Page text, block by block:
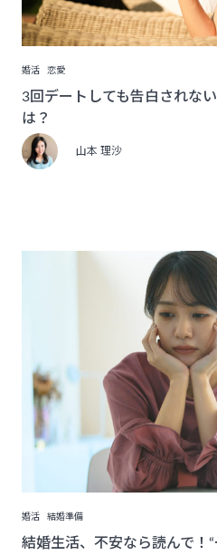
婚活 恋愛
3回デートしても告白されな
は？
山本 理沙
婚活 結婚準備
結婚生活、不安なら読んで！